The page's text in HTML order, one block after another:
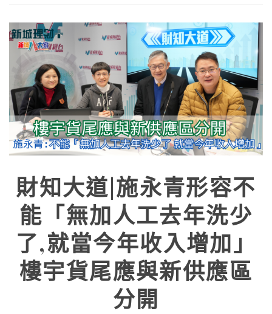
財知大道|施永青形容不
能「無加人工去年洗少
了,就當今年收入增加」
樓宇貨尾應與新供應區
分開